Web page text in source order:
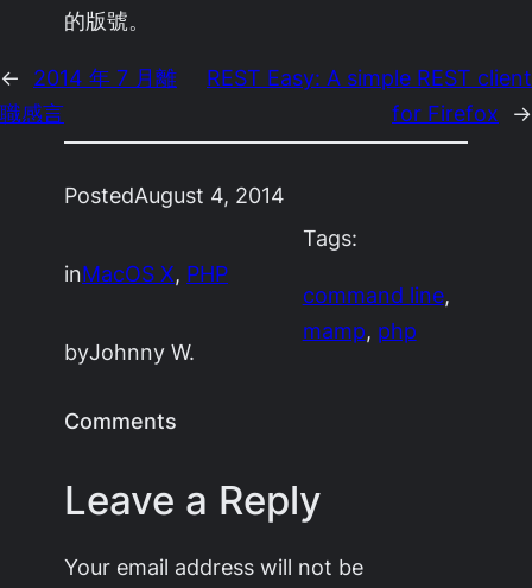
的版號。
←
2014 年 7 月離
職感言
REST Easy: A simple REST client
for Firefox
→
PostedAugust 4, 2014
inMacOS X, PHP
byJohnny W.
Tags:
command line
mamp, php
Comments
Leave a Reply
Your email address will not be